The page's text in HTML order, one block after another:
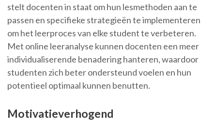
stelt docenten in staat om hun lesmethoden aan te
passen en specifieke strategieën te implementeren
om het leerproces van elke student te verbeteren.
Met online leeranalyse kunnen docenten een meer
individualiserende benadering hanteren, waardoor
studenten zich beter ondersteund voelen en hun
potentieel optimaal kunnen benutten.
Motivatieverhogend